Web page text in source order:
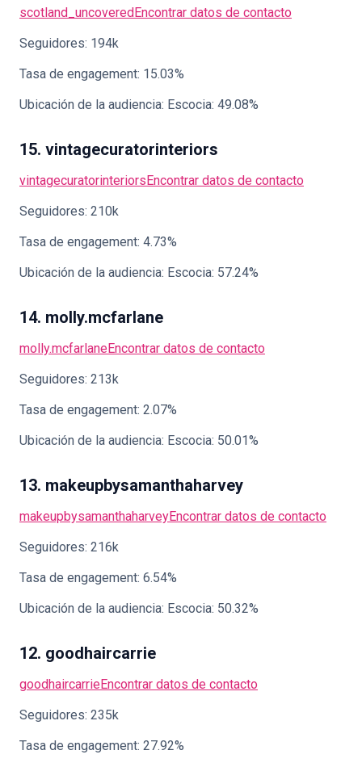
scotland_uncoveredEncontrar datos de contacto
Seguidores: 194k
Tasa de engagement: 15.03%
Ubicación de la audiencia: Escocia: 49.08%
15. vintagecuratorinteriors
vintagecuratorinteriorsEncontrar datos de contacto
Seguidores: 210k
Tasa de engagement: 4.73%
Ubicación de la audiencia: Escocia: 57.24%
14. molly.mcfarlane
molly.mcfarlaneEncontrar datos de contacto
Seguidores: 213k
Tasa de engagement: 2.07%
Ubicación de la audiencia: Escocia: 50.01%
13. makeupbysamanthaharvey
makeupbysamanthaharveyEncontrar datos de contacto
Seguidores: 216k
Tasa de engagement: 6.54%
Ubicación de la audiencia: Escocia: 50.32%
12. goodhaircarrie
goodhaircarrieEncontrar datos de contacto
Seguidores: 235k
Tasa de engagement: 27.92%